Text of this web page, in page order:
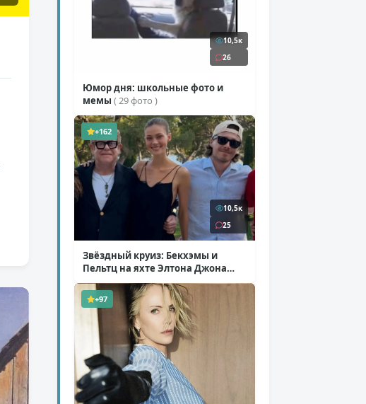
10,5к
26
Юмор дня: школьные фото и
мемы ( 29 фото )
+162
10,5к
25
Звёздный круиз: Бекхэмы и
Пельтц на яхте Элтона Джона
( 12 фото )
+97